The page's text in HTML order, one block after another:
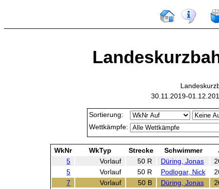
30.11.2019-
Sortierung:
Wettkämpfe:
WkNr WkTyp Strecke Schwimmer
5
Vorlauf 50 R Düring, Jonas
5
Vorlauf 50 R Podlogar, Nick
7
Vorlauf 50 B Düring, Jonas